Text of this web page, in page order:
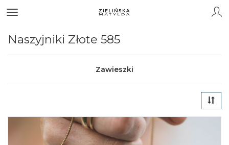
Naszyjniki Złote 585
Zawieszki